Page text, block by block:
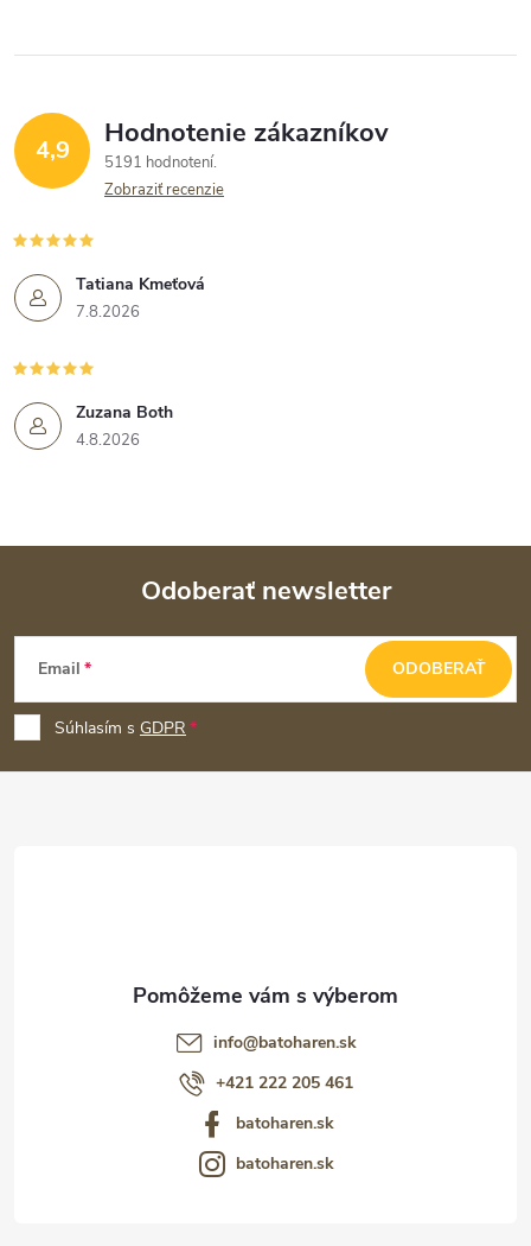
4,9 Hodnotenie zákazníkov
5191 hodnotení
Zobraziť recenzie
Tatiana Kmeťová
7.8.2026
Zuzana Both
4.8.2026
Z
p
ä
Odoberať newsletter
Email
Súhlasím s GDPR
ODOBERAŤ
info@batoharen.sk
+421 222 205 461
batoharen.sk
batoharen.sk